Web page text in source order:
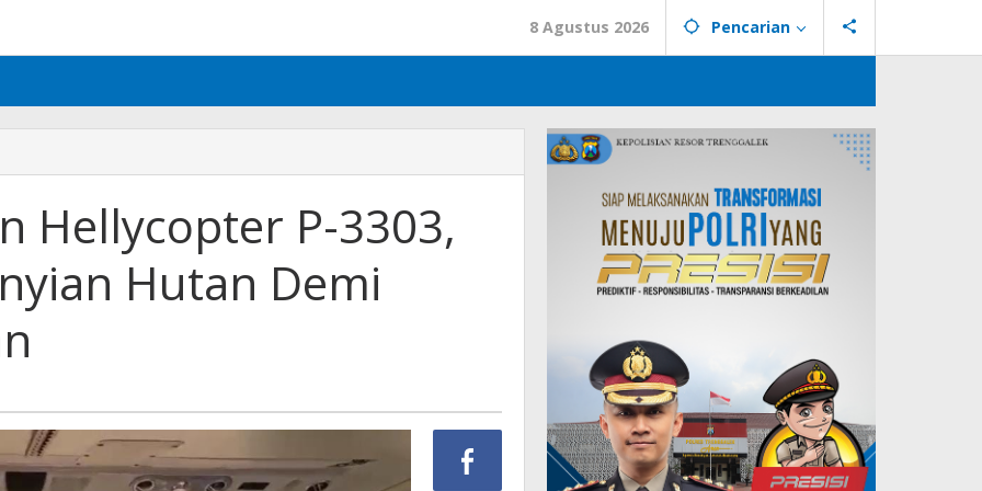
8 Agustus 2026 Pencarian
Hellycopter P-3303,
Hutan Demi